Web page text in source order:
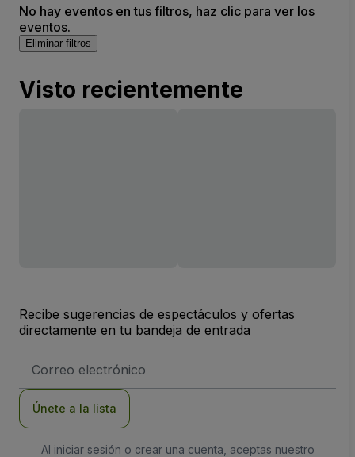
No hay eventos en tus filtros, haz clic para ver los
eventos.
Eliminar filtros
Visto recientemente
Recibe sugerencias de espectáculos y ofertas
directamente en tu bandeja de entrada
de
Únete a la lista
Al iniciar sesión o crear una cuenta, aceptas nuestro